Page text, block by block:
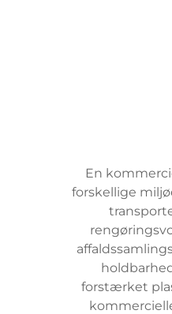
En
forskellige
forstærket